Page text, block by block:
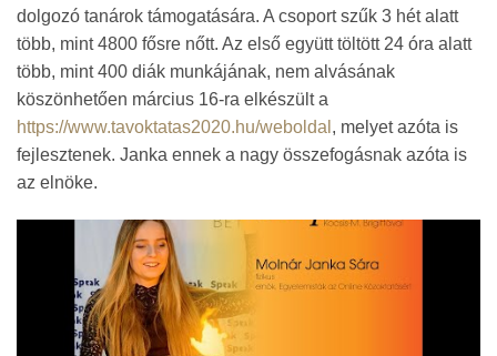
dolgozó tanárok támogatására. A csoport szűk 3 hét alatt
több, mint 4800 fősre nőtt. Az első együtt töltött 24 óra alatt
több, mint 400 diák munkájának, nem alvásának
köszönhetően március 16-ra elkészült a
https://www.tavoktatas2020.hu/weboldal , melyet azóta is
fejlesztenek. Janka ennek a nagy összefogásnak azóta is
az elnöke.